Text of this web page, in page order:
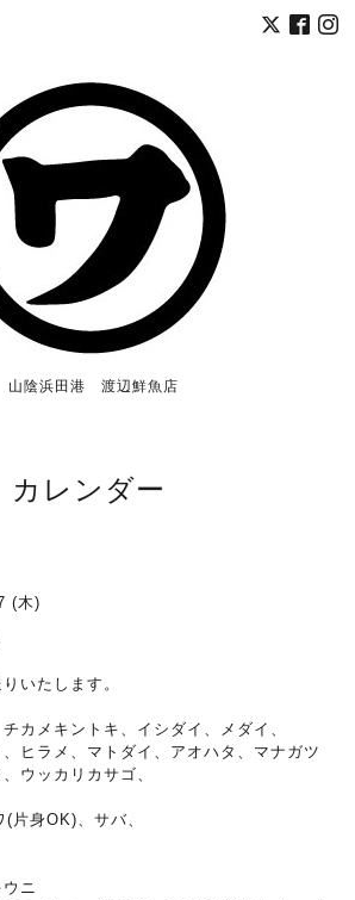
山陰浜田港 渡辺鮮魚店
カレンダー
(木)
いたします。
カメキントキ、イシダイ、メダイ、
ヒラメ、マトダイ、アオハタ、マナガツ
ウッカリカサゴ、
片身OK)、サバ、
ニ